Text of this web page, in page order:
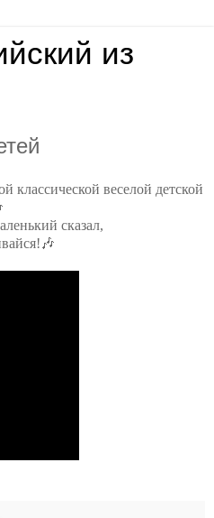
из
классической веселой детской
сказал,